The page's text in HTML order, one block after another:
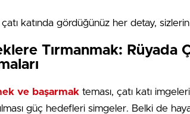
çatı katında gördüğünüz her detay,
Tırmanmak: Rüyada
ve başarmak teması, çatı katı
güç hedefleri simgeler. Belki de